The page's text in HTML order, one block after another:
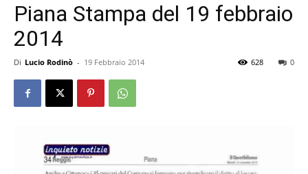
Piana Stampa del 19 febbraio
2014
Di Lucio Rodinò - 19 Febbraio 2014 0
628